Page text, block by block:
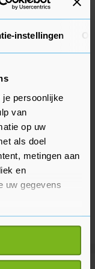
instellingen
persoonlijke
van
op uw
als doel
metingen aan
en
uw gegevens
kan zijn